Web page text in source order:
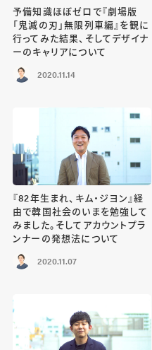
予備知識ほぼゼロで『劇場版
「鬼滅の刃」無限列車編』を観に
行ってみた結果、そしてデザイナ
ーのキャリアについて
2020.11.14
『82年生まれ、キム・ジヨン』経
由で韓国社会のいまを勉強して
みました。そしてアカウントプラ
ンナーの発想法について
2020.11.07